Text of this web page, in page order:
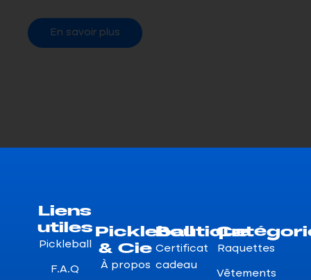
En savoir plus
Liens
utiles
Pickleball
F.A.Q
Pickleball
& Cie
À propos
Boutique
Certificat
cadeau
Raquettes
Vêtements